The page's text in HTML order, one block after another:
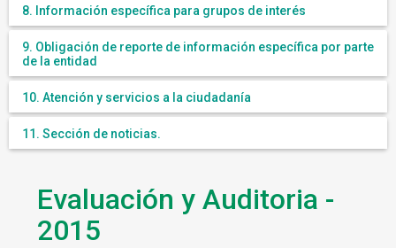
8. Información específica para grupos de interés
9. Obligación de reporte de información específica por parte
de la entidad
10. Atención y servicios a la ciudadanía
11. Sección de noticias.
Evaluación y Auditoria -
2015